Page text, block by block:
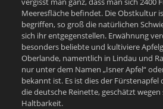
Meeresfläche befindet. Die Obstkultur
begriffen, so groß die natürlichen
sich ihr entgegenstellen. Erwähnung
besonders beliebte und kultiviere
Oberlande, namentlich in Lindau und
nur unter dem Namen „Isner Apfel“
bekannt ist. Es ist dies der
die deutsche Reinette, geschätzt
Haltbarkeit.